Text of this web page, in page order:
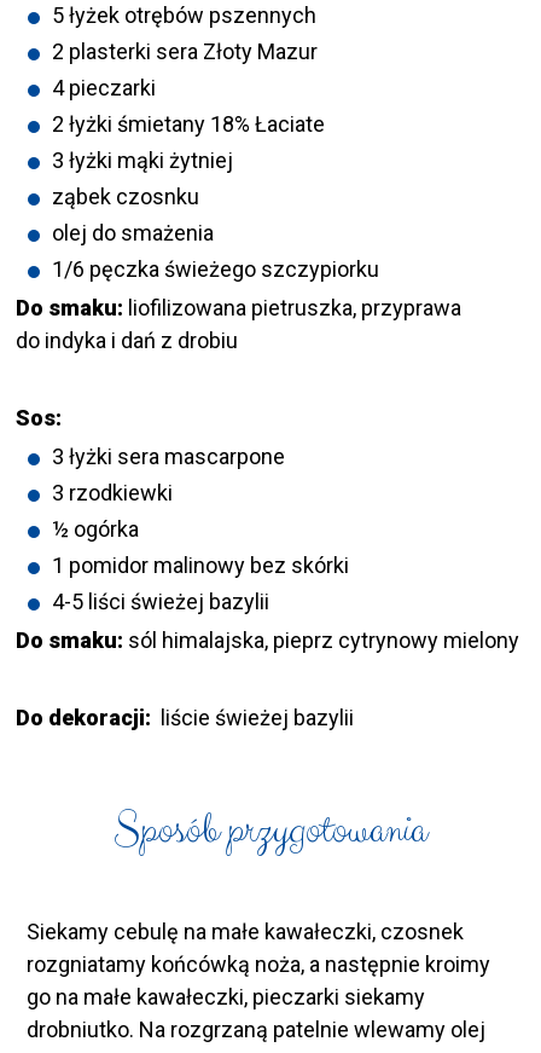
5 łyżek otrębów pszennych
2 plasterki sera Złoty Mazur
4 pieczarki
2 łyżki śmietany 18% Łaciate
3 łyżki mąki żytniej
ząbek czosnku
olej do smażenia
1/6 pęczka świeżego szczypiorku
Do smaku: liofilizowana pietruszka, przyprawa
do indyka i dań z drobiu
Sos:
3 łyżki sera mascarpone
3 rzodkiewki
½ ogórka
1 pomidor malinowy bez skórki
4-5 liści świeżej bazylii
Do smaku: sól himalajska, pieprz cytrynowy mielony
Do dekoracji: liście świeżej bazylii
Sposób przygotowania
Siekamy cebulę na małe kawałeczki, czosnek
rozgniatamy końcówką noża, a następnie kroimy
go na małe kawałeczki, pieczarki siekamy
drobniutko. Na rozgrzaną patelnie wlewamy olej